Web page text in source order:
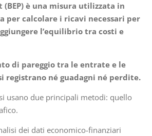
(BEP) è una misura utilizzata in
per calcolare i ricavi necessari per
l’equilibrio tra costi e
di pareggio tra le entrate e le
registrano né guadagni né perdite.
usano due principali metodi: quello
dei dati economico-finanziari